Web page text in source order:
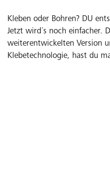
Kleben oder Bohren? DU
Jetzt wird´s noch einfacher.
weiterentwickelten Version
Klebetechnologie, hast du